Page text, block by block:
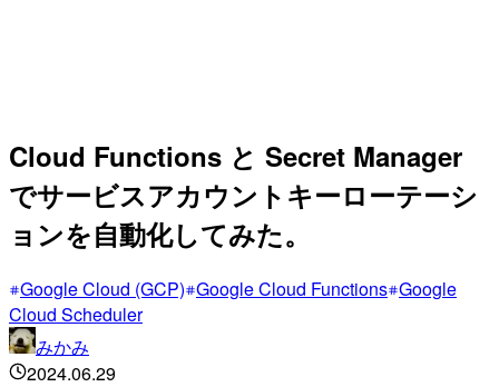
Cloud Functions と Secret Manager
でサービスアカウントキーローテーシ
ョンを自動化してみた。
Google Cloud (GCP) Google Cloud Functions Google
Cloud Scheduler
みかみ
2024.06.29